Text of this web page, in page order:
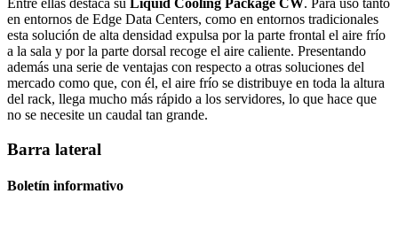
en entornos de Edge Data Centers, como en entornos tradicionales
esta solución de alta densidad expulsa por la parte frontal el aire frío
a la sala y por la parte dorsal recoge el aire caliente. Presentando
además una serie de ventajas con respecto a otras soluciones del
mercado como que, con él, el aire frío se distribuye en toda la altura
del rack, llega mucho más rápido a los servidores, lo que hace que
no se necesite un caudal tan grande.
Barra lateral
Boletín informativo